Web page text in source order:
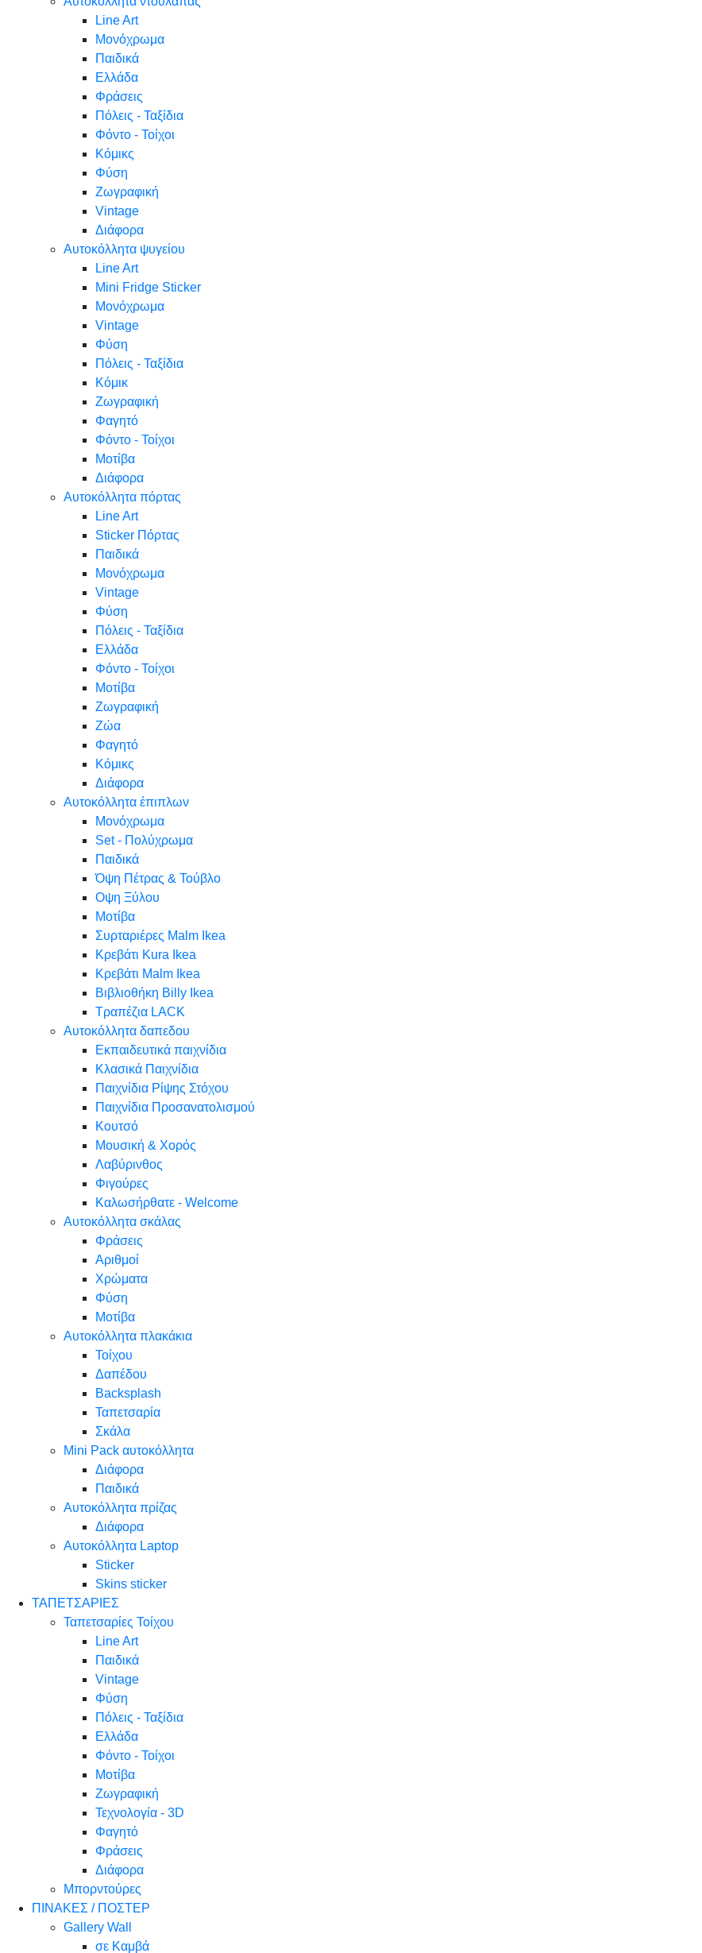
Line Art
Μονόχρωμα
Παιδικά
Ελλάδα
Φράσεις
Πόλεις - Ταξίδια
Φόντο - Τοίχοι
Κόμικς
Φύση
Ζωγραφική
Vintage
Διάφορα
Αυτοκόλλητα ψυγείου
Line Art
Mini Fridge Sticker
Μονόχρωμα
Vintage
Φύση
Πόλεις - Ταξίδια
Κόμικ
Ζωγραφική
Φαγητό
Φόντο - Τοίχοι
Μοτίβα
Διάφορα
Αυτοκόλλητα πόρτας
Line Art
Sticker Πόρτας
Παιδικά
Μονόχρωμα
Vintage
Φύση
Πόλεις - Ταξίδια
Ελλάδα
Φόντο - Τοίχοι
Μοτίβα
Ζωγραφική
Ζώα
Φαγητό
Κόμικς
Διάφορα
Αυτοκόλλητα έπιπλων
Μονόχρωμα
Set - Πολύχρωμα
Παιδικά
Όψη Πέτρας & Τούβλο
Oψη Ξύλου
Μοτίβα
Συρταριέρες Malm Ikea
Κρεβάτι Kura Ikea
Κρεβάτι Malm Ikea
Βιβλιοθήκη Billy Ikea
Τραπέζια LACK
Αυτοκόλλητα δαπεδου
Εκπαιδευτικά παιχνίδια
Κλασικά Παιχνίδια
Παιχνίδια Ρίψης Στόχου
Παιχνίδια Προσανατολισμού
Κουτσό
Μουσική & Χορός
Λαβύρινθος
Φιγούρες
Καλωσήρθατε - Welcome
Αυτοκόλλητα σκάλας
Φράσεις
Αριθμοί
Χρώματα
Φύση
Μοτίβα
Αυτοκόλλητα πλακάκια
Τοίχου
Δαπέδου
Backsplash
Ταπετσαρία
Σκάλα
Mini Pack αυτοκόλλητα
Διάφορα
Παιδικά
Αυτοκόλλητα πρίζας
Διάφορα
Αυτοκόλλητα Laptop
Sticker
Skins sticker
ΤΑΠΕΤΣΑΡΙΕΣ
Ταπετσαρίες Τοίχου
Line Art
Παιδικά
Vintage
Φύση
Πόλεις - Ταξίδια
Ελλάδα
Φόντο - Τοίχοι
Μοτίβα
Ζωγραφική
Τεχνολογία - 3D
Φαγητό
Φράσεις
Διάφορα
Μπορντούρες
ΠΙΝΑΚΕΣ / ΠΟΣΤΕΡ
Gallery Wall
σε Καμβά